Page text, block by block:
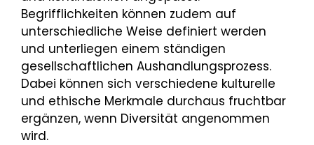
Begrifflichkeiten können zudem auf
unterschiedliche Weise definiert werden
und unterliegen einem ständigen
gesellschaftlichen Aushandlungsprozess.
Dabei können sich verschiedene kulturelle
und ethische Merkmale durchaus fruchtbar
ergänzen, wenn Diversität angenommen
wird.